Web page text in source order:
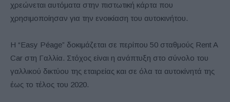
χρεώνεται αυτόματα στην πιστωτική κάρτα που
χρησιμοποίησαν για την ενοικίαση του αυτοκινήτου.
Η “Easy Péage” δοκιμάζεται σε περίπου 50 σταθμούς Rent A
Car στη Γαλλία. Στόχος είναι η ανάπτυξη στο σύνολο του
γαλλικού δικτύου της εταιρείας και σε όλα τα αυτοκίνητά της
έως το τέλος του 2020.